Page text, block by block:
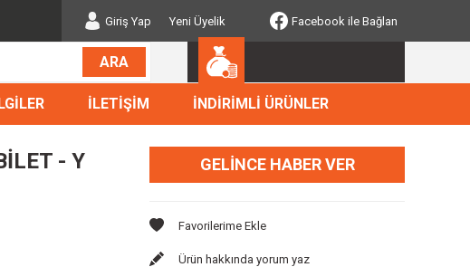
Giriş Yap Yeni Üyelik Facebook ile Bağlan
ARA
İLETİŞİM İNDİRİMLİ ÜRÜNLER
- Y
GELINCE HABER VER
Ürün hakkında yorum yaz